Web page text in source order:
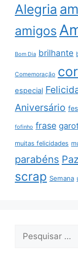
Alegria
amigos
Bom Dia brilhante
Comemoração
especial
Aniversário
fofinho frase
muitas felicidades
parabéns Paz
scrap Semana
Pesquisar